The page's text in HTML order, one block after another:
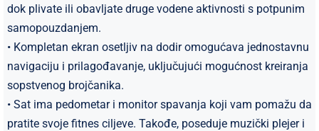
dok plivate ili obavljate druge vodene aktivnosti s potpunim
samopouzdanjem.
• Kompletan ekran osetljiv na dodir omogućava jednostavnu
navigaciju i prilagođavanje, uključujući mogućnost kreiranja
sopstvenog brojčanika.
• Sat ima pedometar i monitor spavanja koji vam pomažu da
pratite svoje fitnes ciljeve. Takođe, poseduje muzički plejer i